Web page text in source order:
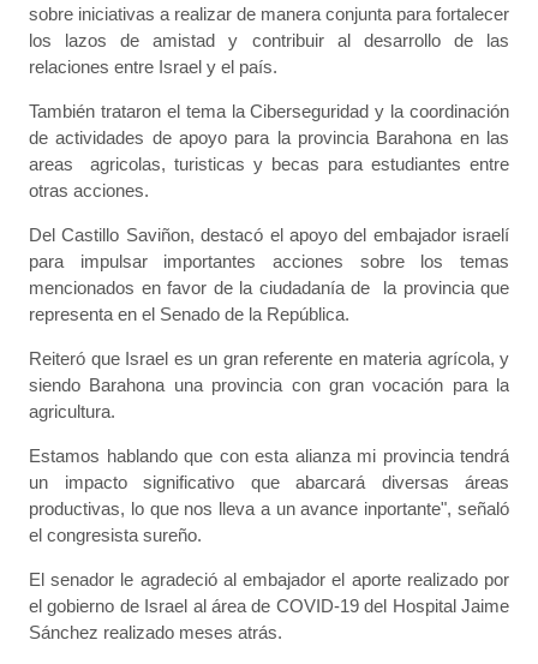
sobre iniciativas a realizar de manera conjunta para fortalecer
los lazos de amistad y contribuir al desarrollo de las
relaciones entre Israel y el país.
También trataron el tema la Ciberseguridad y la coordinación
de actividades de apoyo para la provincia Barahona en las
areas agricolas, turisticas y becas para estudiantes entre
otras acciones.
Del Castillo Saviñon, destacó el apoyo del embajador israelí
para impulsar importantes acciones sobre los temas
mencionados en favor de la ciudadanía de la provincia que
representa en el Senado de la República.
Reiteró que Israel es un gran referente en materia agrícola, y
siendo Barahona una provincia con gran vocación para la
agricultura.
Estamos hablando que con esta alianza mi provincia tendrá
un impacto significativo que abarcará diversas áreas
productivas, lo que nos lleva a un avance inportante", señaló
el congresista sureño.
El senador le agradeció al embajador el aporte realizado por
el gobierno de Israel al área de COVID-19 del Hospital Jaime
Sánchez realizado meses atrás.